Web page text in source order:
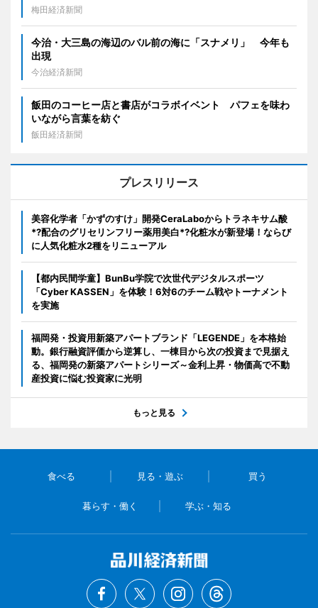
梅田経済新聞
今治・大三島の海辺のバル前の海に「スナメリ」 今年も
出現
今治経済新聞
飯田のコーヒー店と書店がコラボイベント パフェを味わ
いながら言葉を紡ぐ
飯田経済新聞
プレスリリース
美容化学者「かずのすけ」開発CeraLaboからトラネキサム酸
*?配合のグリセリンフリー薬用美白*?化粧水が新登場！ならび
に人気化粧水2種をリニューアル
【都内民間学童】BunBu学院で次世代デジタルスポーツ
「Cyber KASSEN」を体験！6対6のチーム戦やトーナメント
を実施
福岡発・投資用新築アパートブランド「LEGENDE」を本格始
動。銀行融資評価から逆算し、一棟目から次の投資まで見据え
る、福岡発の新築アパートシリーズ～金利上昇・物価高で不動
産投資に悩む投資家に光明
もっと見る
食べる 見る・遊ぶ 買う
暮らす・働く 学ぶ・知る